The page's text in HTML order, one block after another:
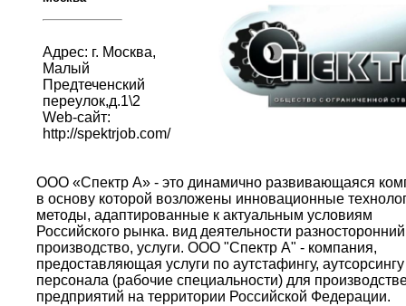
Адрес: г. Москва,
Малый
Предтеченский
переулок,д.1\2
Web-сайт:
http://spektrjob.com/
ООО «Спектр А» - это динамично развивающаяся
в основу которой возложены инновационные
методы, адаптированные к актуальным условиям
Российского рынка. вид деятельности
производство, услуги. ООО "Спектр А" - компания,
предоставляющая услуги по аутстафингу, аутсорсингу
персонала (рабочие специальности) для
предприятий на территории Российской Федерации.